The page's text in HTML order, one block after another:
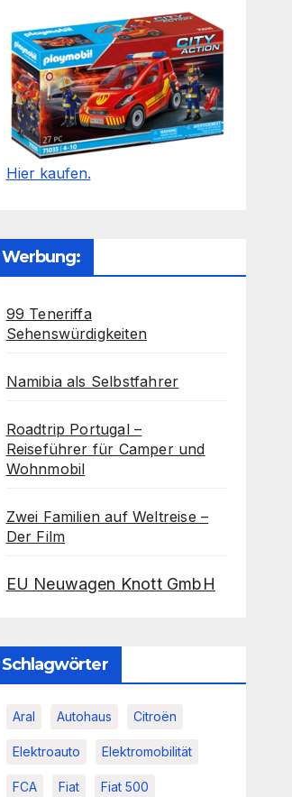
Hier kaufen.
Werbung:
99 Teneriffa
Sehenswürdigkeiten
Namibia als Selbstfahrer
Roadtrip Portugal –
Reiseführer für Camper und
Wohnmobil
Zwei Familien auf Weltreise –
Der Film
EU Neuwagen Knott GmbH
Schlagwörter
Aral Autohaus Citroën
Elektroauto Elektromobilität
FCA Fiat Fiat 500